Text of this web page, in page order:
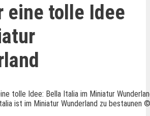
eine tolle Idee
ist im Miniatur Wunderland zu bestaunen